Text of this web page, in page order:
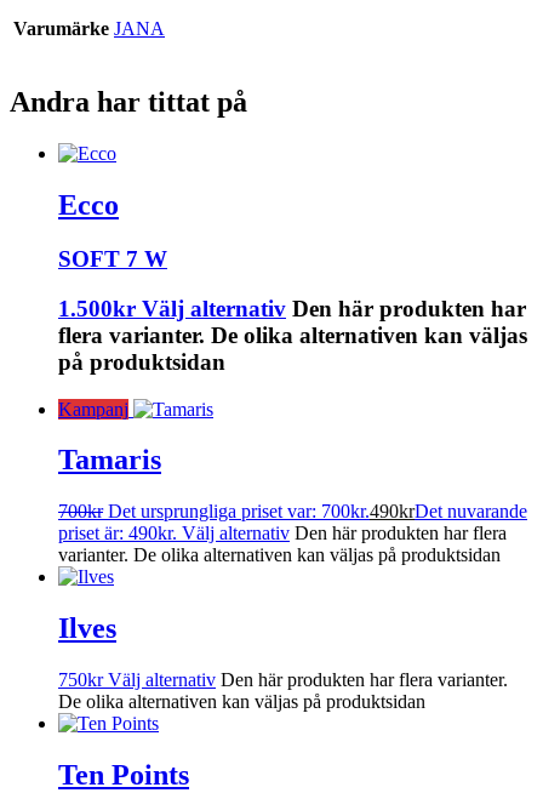
Varumärke JANA
Andra har tittat på
Ecco
SOFT 7 W
1.500kr Välj alternativ Den här produkten har
flera varianter. De olika alternativen kan väljas
på produktsidan
Kampanj
Tamaris
700kr Det ursprungliga priset var: 700kr.490krDet nuvarande
priset är: 490kr. Välj alternativ Den här produkten har flera
varianter. De olika alternativen kan väljas på produktsidan
Ilves
750kr Välj alternativ Den här produkten har flera varianter.
De olika alternativen kan väljas på produktsidan
Ten Points